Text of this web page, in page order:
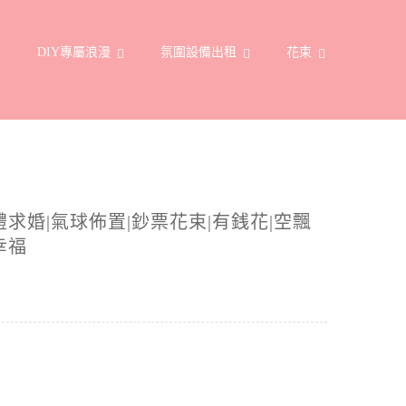
DIY專屬浪漫 氛圍設備出租 花束
婚|氣球佈置|鈔票花束|有銭花|空飄
福